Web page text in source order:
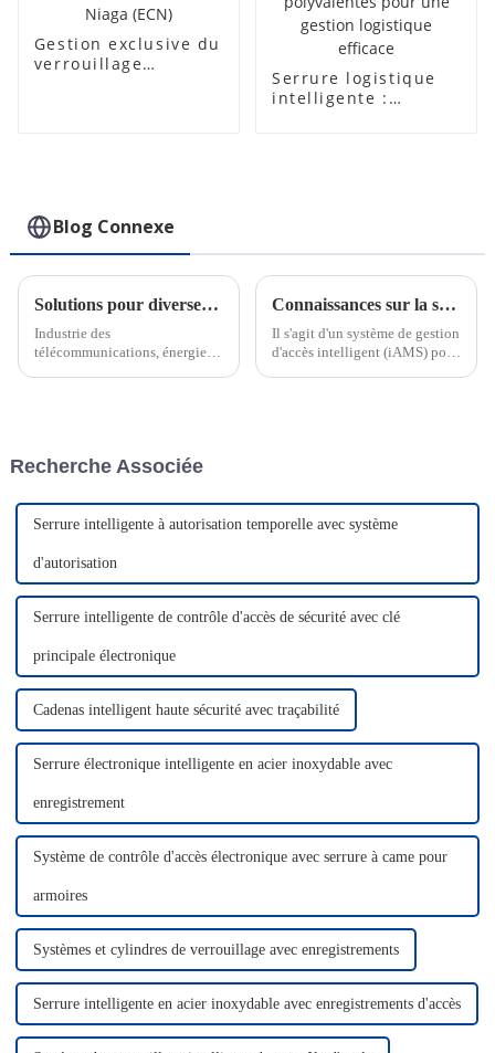
Gestion exclusive du
verrouillage
Serrure logistique
intelligente :
Blog Connexe
Solutions pour diverses industries
Industrie des
télécommunications, énergie
smart...
Connaissances sur la serrure électronique intelligente IoT
Il s'agit d'un système de gestion
d'accès intelligent (iAMS) pour
Recherche Associée
Serrure intelligente à autorisation temporelle avec système
d'autorisation
Serrure intelligente de contrôle d'accès de sécurité avec clé
principale électronique
Cadenas intelligent haute sécurité avec traçabilité
Serrure électronique intelligente en acier inoxydable avec
enregistrement
Système de contrôle d'accès électronique avec serrure à came pour
armoires
Systèmes et cylindres de verrouillage avec enregistrements
Serrure intelligente en acier inoxydable avec enregistrements d'accès